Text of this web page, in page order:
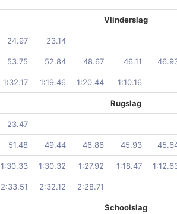
Vlinderslag
24.97 23.14
53.75 52.84 48.67 46.11
1:32.17 1:19.46 1:20.44 1:10.16
Rugslag
23.47
51.48 49.44 46.86 45.93
1:30.33 1:30.32 1:27.92 1:18.47
2:33.51 2:32.12 2:28.71
Schoolslag